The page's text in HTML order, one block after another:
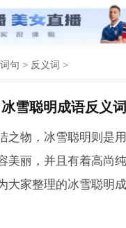
句 > 反义词 >
冰雪聪明成语反义词
之物，冰雪聪明则是
美丽，并且有着高尚
大家整理的冰雪聪明